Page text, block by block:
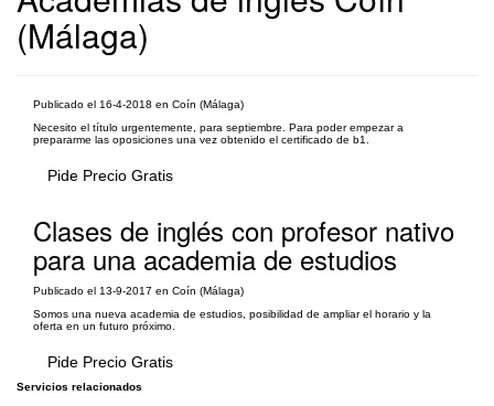
(Málaga)
Publicado el 16-4-2018 en Coín (Málaga)
Necesito el título urgentemente, para septiembre. Para poder empezar a
prepararme las oposiciones una vez obtenido el certificado de b1.
Pide Precio Gratis
Clases de inglés con profesor nativo
para una academia de estudios
Publicado el 13-9-2017 en Coín (Málaga)
Somos una nueva academia de estudios, posibilidad de ampliar el horario y la
oferta en un futuro próximo.
Pide Precio Gratis
Servicios relacionados